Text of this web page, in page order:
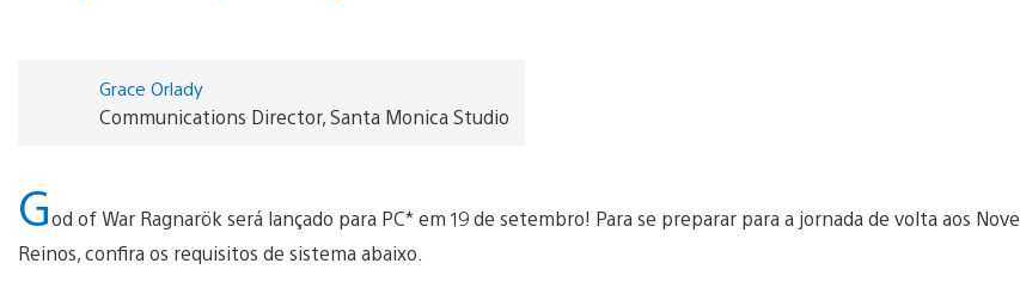
Grace Orlady
Communications Director, Santa Monica Studio
God of War Ragnarök será lançado para PC* em 19 de setembro! Para se preparar para a jornada de volta aos Nove
Reinos, confira os requisitos de sistema abaixo.